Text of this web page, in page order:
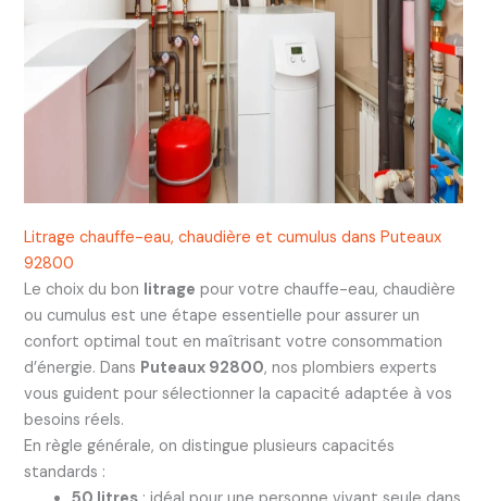
Litrage chauffe-eau, chaudière et cumulus dans Puteaux
92800
Le choix du bon litrage pour votre chauffe-eau, chaudière
ou cumulus est une étape essentielle pour assurer un
confort optimal tout en maîtrisant votre consommation
d’énergie. Dans Puteaux 92800, nos plombiers experts
vous guident pour sélectionner la capacité adaptée à vos
besoins réels.
En règle générale, on distingue plusieurs capacités
standards :